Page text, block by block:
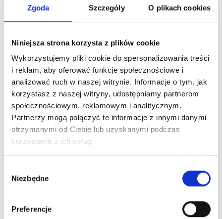
Zgoda Szczegóły O plikach cookies
Niniejsza strona korzysta z plików cookie
Wykorzystujemy pliki cookie do spersonalizowania treści
i reklam, aby oferować funkcje społecznościowe i
analizować ruch w naszej witrynie. Informacje o tym, jak
korzystasz z naszej witryny, udostępniamy partnerom
społecznościowym, reklamowym i analitycznym.
Partnerzy mogą połączyć te informacje z innymi danymi
otrzymanymi od Ciebie lub uzyskanymi podczas
korzystania z ich usług.
zgody
Niezbędne
Preferencje
wymiarów / testery pasowania)